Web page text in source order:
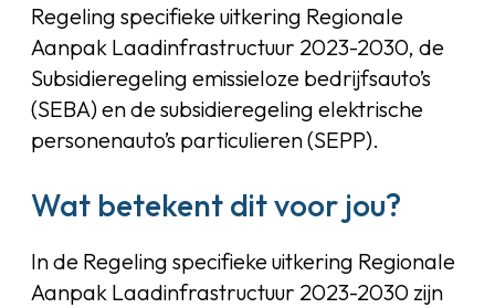
Regeling specifieke uitkering Regionale
Aanpak Laadinfrastructuur 2023-2030, de
Subsidieregeling emissieloze bedrijfsauto’s
(SEBA) en de subsidieregeling elektrische
personenauto’s particulieren (SEPP).
Wat betekent dit voor jou?
In de Regeling specifieke uitkering Regionale
Aanpak Laadinfrastructuur 2023-2030 zijn